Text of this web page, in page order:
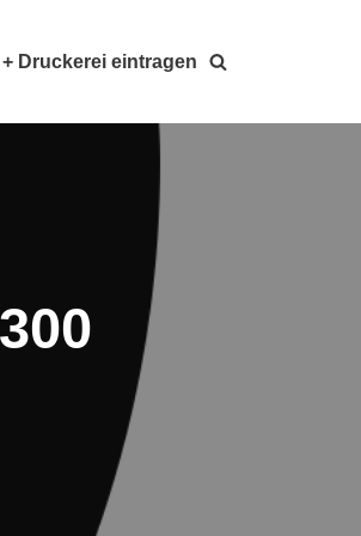
+ Druckerei eintragen